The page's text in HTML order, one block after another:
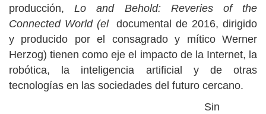
producción,Lo and Behold: Reveries of the
Connected World (eldocumental de 2016, dirigido
y producido por el consagrado y mítico Werner
Herzog) tienen como eje el impacto de la Internet, la
robótica, la inteligencia artificial y de otras
tecnologías en las sociedades del futuro cercano.
Sin